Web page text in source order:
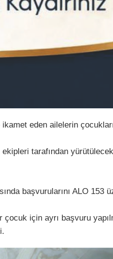
eden ailelerin
tarafından
başvurularını ALO 153
için ayrı başvuru